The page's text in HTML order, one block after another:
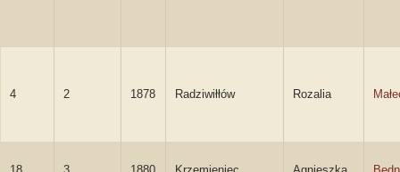
4 2 1878 Radziwiłłów Rozalia